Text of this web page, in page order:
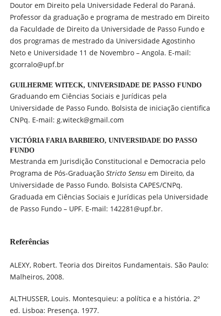
Doutor em Direito pela Universidade Federal do Paraná.
Professor da graduação e programa de mestrado em Direito
da Faculdade de Direito da Universidade de Passo Fundo e
dos programas de mestrado da Universidade Agostinho
Neto e Universidade 11 de Novembro – Angola. E-mail:
gcorralo@upf.br
GUILHERME WITECK, UNIVERSIDADE DE PASSO FUNDO
Graduando em Ciências Sociais e Jurídicas pela
Universidade de Passo Fundo. Bolsista de iniciação cientifica
CNPq. E-mail: g.witeck@gmail.com
VICTÓRIA FARIA BARBIERO, UNIVERSIDADE DO PASSO
FUNDO
Mestranda em Jurisdição Constitucional e Democracia pelo
Programa de Pós-Graduação Stricto Sensu em Direito, da
Universidade de Passo Fundo. Bolsista CAPES/CNPq.
Graduada em Ciências Sociais e Jurídicas pela Universidade
de Passo Fundo – UPF. E-mail: 142281@upf.br.
Referências
ALEXY, Robert. Teoria dos Direitos Fundamentais. São Paulo:
Malheiros, 2008.
ALTHUSSER, Louis. Montesquieu: a política e a história. 2º
ed. Lisboa: Presença. 1977.